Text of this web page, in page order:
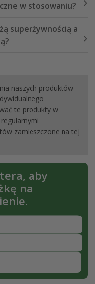
w stosowaniu?
superżywnością a
naszych produktów
te produkty w
zamieszczone na tej
aby
na